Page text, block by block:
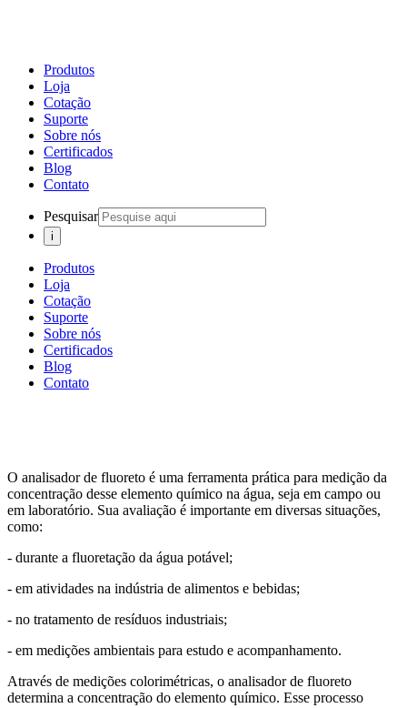
Produtos
Loja
Cotação
Suporte
Sobre nós
Certificados
Blog
Contato
Pesquisar
Produtos
Loja
Cotação
Suporte
Sobre nós
Certificados
Blog
Contato
O analisador de fluoreto é uma ferramenta prática para medição da
concentração desse elemento químico na água, seja em campo ou
em laboratório. Sua avaliação é importante em diversas situações,
como:
- durante a fluoretação da água potável;
- em atividades na indústria de alimentos e bebidas;
- no tratamento de resíduos industriais;
- em medições ambientais para estudo e acompanhamento.
Através de medições colorimétricas, o analisador de fluoreto
determina a concentração do elemento químico. Esse processo